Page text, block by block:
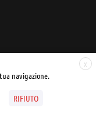
X
navigazione.
RIFIUTO